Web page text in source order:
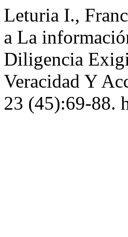
Leturia I.,
a La
Diligencia
Veracidad Y
23 (45):69-88.